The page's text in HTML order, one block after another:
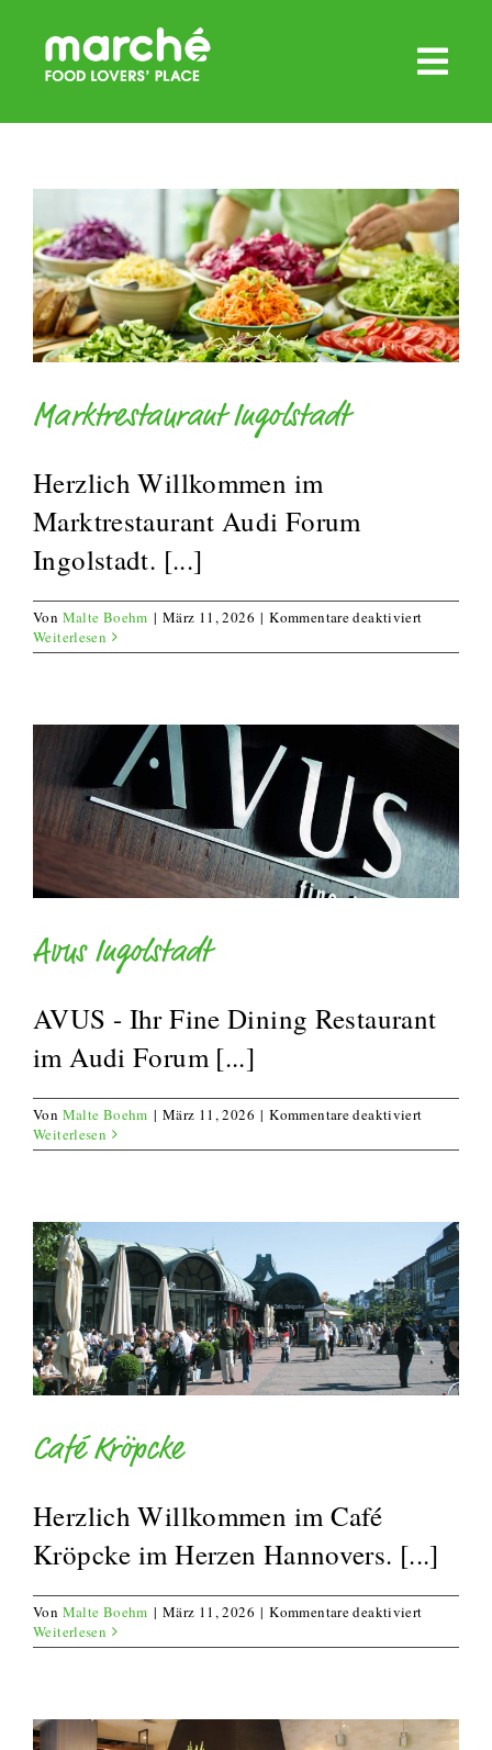
Inhalt
Marktrestaurant Ingolstadt
Herzlich Willkommen im
Marktrestaurant Audi Forum
Ingolstadt. [...]
Von Malte Boehm | März 11, 2026 | Kommentare deaktiviertfür
Ingolstadt
Weiterlesen
Avus Ingolstadt
AVUS - Ihr Fine Dining Restaurant
im Audi Forum [...]
Von Malte Boehm | März 11, 2026 | Kommentare deaktiviertfür
Ingolstadt
Weiterlesen
Café Kröpcke
Herzlich Willkommen im Café
Kröpcke im Herzen Hannovers. [...]
Von Malte Boehm | März 11, 2026 | Kommentare deaktiviertfür
Kröpcke
Weiterlesen